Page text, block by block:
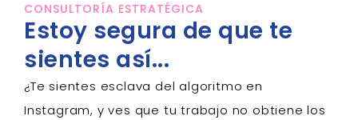
CONSULTORÍA ESTRATÉGICA
Estoy segura de que te
sientes así...
¿Te sientes esclava del algoritmo en
Instagram, y ves que tu trabajo no obtiene los